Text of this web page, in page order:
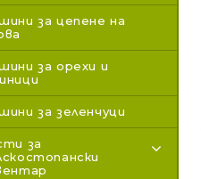
за цепене на
за орехи и
за зеленчуци
за